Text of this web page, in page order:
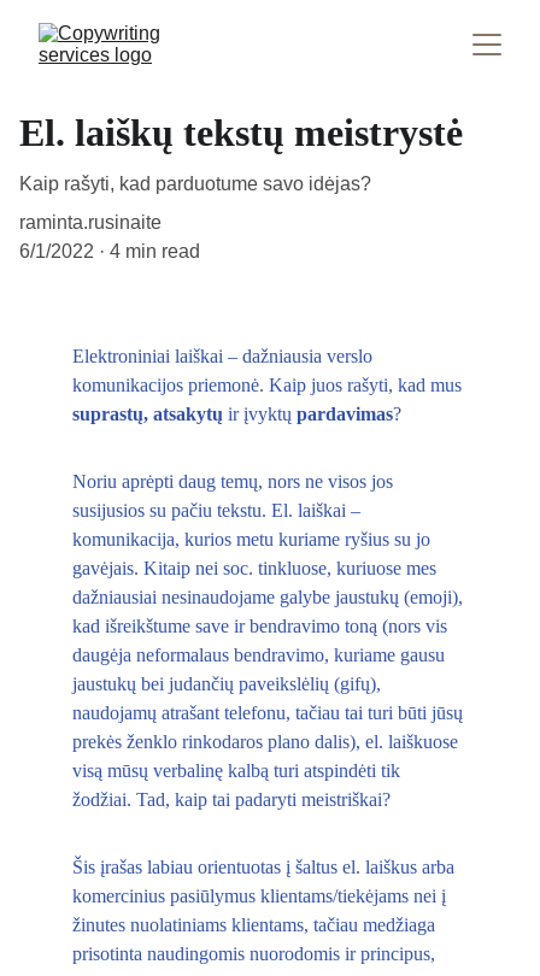
El. laiškų tekstų meistrystė
Kaip rašyti, kad parduotume savo idėjas?
raminta.rusinaite
6/1/2022
4 min read
Elektroniniai laiškai – dažniausia verslo
komunikacijos priemonė. Kaip juos rašyti, kad mus
suprastų, atsakytų ir įvyktų pardavimas?
Noriu aprėpti daug temų, nors ne visos jos
susijusios su pačiu tekstu. El. laiškai –
komunikacija, kurios metu kuriame ryšius su jo
gavėjais. Kitaip nei soc. tinkluose, kuriuose mes
dažniausiai nesinaudojame galybe jaustukų (emoji),
kad išreikštume save ir bendravimo toną (nors vis
daugėja neformalaus bendravimo, kuriame gausu
jaustukų bei judančių paveikslėlių (gifų),
naudojamų atrašant telefonu, tačiau tai turi būti jūsų
prekės ženklo rinkodaros plano dalis), el. laiškuose
visą mūsų verbalinę kalbą turi atspindėti tik
žodžiai. Tad, kaip tai padaryti meistriškai?
Šis įrašas labiau orientuotas į šaltus el. laiškus arba
komercinius pasiūlymus klientams/tiekėjams nei į
žinutes nuolatiniams klientams, tačiau medžiaga
prisotinta naudingomis nuorodomis ir principus,